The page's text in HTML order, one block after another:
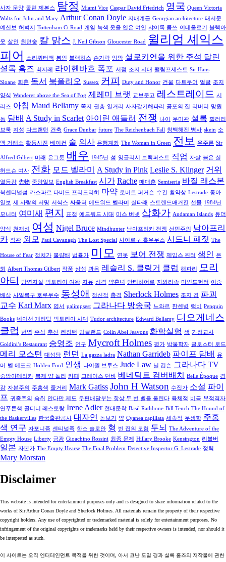
사자 문양 콜린 제본스 탐정 Miami Vice Caspar David Friedrich 영국 Queen Victoria
Waltz for John and Mary Arthur Conan Doyle 지배계급 Georgian architecture 태서문
예신보 허벅지 Tottenham Ct Road 게임 녹색 옷을 입은 여인 샤이록 콤쓰 이데올로기 블랙아
웃 살인 최면술 칼 맑스 J. Neil Gibson Gloucester Road
윌리엄 셰익스
피어
스리쿼터백 봉인 블랙히스 손가락 엉망 셜로키언을 위한 주석 달린
셜록 홈즈 쇠지레 라이헨바흐 폭포 서점 조지 시대 팰림프세스트 Sir Hans
Sloane 회춘 독서 북폴리오 Sussex 커피 Duty and Honor 건물 다트무어 얼굴 조지
양식 Wanderer above the Sea of Fog 제레미 브랫 교보문고 레스트레이드
시
리즈 아침 Maud Bellamy 쪽지 권총 일거리 사자갈기해파리 공포의 집 리버티 망원
동 담배 A Study in Scarlet 아이린 애들러 전쟁 나이 우미관 셜록 힐러리
브룩 지성 다크랜턴 건축 Grace Dunbar future The Reichenbach Fall 창백해진 병사 skein 소
맥 거래소 활동사진 베이컨 술 의사 은행계좌 The Woman in Green 전보 우주론 Sir
Alfred Gilbert 미래 은그릇 배우 1945년 섬 잉글리시 브랙퍼스트 직업 자살 붉은 실
허드슨 여사 전화 모드 벨라미 A Study in Pink Leslie S. Klinger 거위
열등감 先物 중앙일보 English Breakfast 시가 Rache 매매춘 Semiseria 바질 래스본
북센티널섬 카스파르 다비드 프리드리히 마약 로버트 퍼거슨 수건 활약상 Lestrade 동아
일보 세 사람의 서명 서식스 싸움터 에드워드 벨라미 실타래 스트랜드매거진 선물 1984년
모니터 여미새 편지 표정 에드워드 시대 미스 버넷 삽화가 Andaman Islands 튜더
양식 천재성 여성 Nigel Bruce Mindhunter 남아프리카 전쟁 선민주의
남아프리
카 직관 외모 Paul Cavanagh The Lost Special 사이로구 홀우무스 시드니 패짓 The
House of Fear 정치가 불량배 법률가 미모 연못 보어 전쟁 제임스 윈터 색인 은
퇴 Albert Thomas Gilbert 작품 삼성 과음 레슬리 S. 클링거 클럽 해파리
모리
아티
망연자실 빅토리아 여왕 자유 성격 약혼녀 안티히어로 자와라족 마인드헌터 이중
배상 사일록구 호루무수 동성애 정신적 총격 Sherlock Holmes 조지 경 파괴
교수 Karl Marx 엽서 palimpsest 그라나다 방송국 느와르 한센병 럭비 Penquin
Books 네이선 개리덥 빅토리아 시대 Tudor architecture Edward Bellamy 디오게네스
클럽
번역 주석 추신 켄징턴 잉글랜드 Colin Abel Jeavons 화학실험 색 가정교사
Goldini’s Restaurant 승영조 인구 Mycroft Holmes 평가 박물학자 글로스터 로드
메리 모스턴 대성당 런던 La gazza ladra Nathan Garrideb 파이프 담배
유
머
벨 에포크 Holden Ford 인생 나이젤 브루스 Jude Law 닐 깁슨 그라나다 TV
중앙아메리카 복제 양 돌리 카페 그레이스 던바 베네딕트 컴버배치 Belle Époque 경
감 자본주의 주홍색 줄거리 Mark Gatiss John H Watson 수집가 소설 파이
프 귀족주의 숙취 안다만 제도 우편배달부는 항상 두 번 벨을 울린다 육체적 비극 부적격자
연푸른색 골디니 레스토랑 Irene Adler 현대문학 Basil Rathbone Bill Tench The Hound of
the Baskervilles 한국출판공사 대자연 돋보기 약 Cyanea capillata 세속적 우생학 주홍
색 연구 자포니즘 센티널족 한스 슬로안 형 빈 집의 모험 두뇌
The Adventure of the
Empty House Liberty 금광 Gioachino Rossini 최종 문제 Hillary Brooke Kensington 리볼버
일본 자본가 The Empty Hearse The Final Problem Detective Inspector G. Lestrade 정력
Mary Morstan
Disclaimer
This website is intended for entertainment purposes only and is designed to share information related to the
works of Sir Arthur Conan Doyle and Sherlock Holmes. All materials remain the property of their respective
copyright holders. Any use of copyrighted or trademarked material is solely for entertainment purposes. No
infringement of the original copyrights or trademarks held by their respective owners is intended, nor should it
be interpreted as such.
이 사이트는 오직 엔터테인먼트 목적을 위한 것이며, 아서 코난 도일 경과 셜록 홈즈의 저작물에 관한